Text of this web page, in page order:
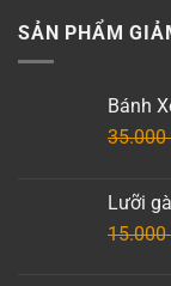
SẢN PHẨM
Bánh
35.000
Lưỡi
15.000